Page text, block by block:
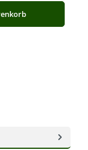
benutze die